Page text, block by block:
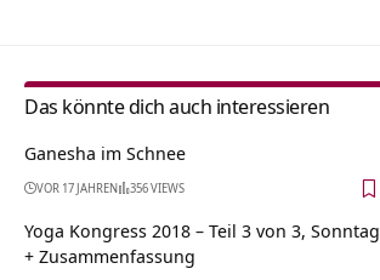
Das könnte dich auch interessieren
Ganesha im Schnee
VOR 17 JAHREN 356 VIEWS
Yoga Kongress 2018 – Teil 3 von 3, Sonntag
+ Zusammenfassung